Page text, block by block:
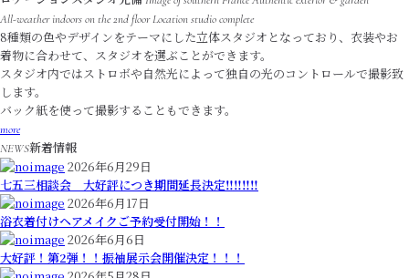
All-weather indoors on the 2nd floor Location studio complete
8種類の色やデザインをテーマにした立体スタジオとなっており、衣装やお
着物に合わせて、スタジオを選ぶことができます。
スタジオ内ではストロボや自然光によって独自の光のコントロールで撮影致
します。
バック紙を使って撮影することもできます。
more
NEWS新着情報
2026年6月29日
七五三相談会 大好評につき期間延長決定‼️‼️‼️‼️
2026年6月17日
浴衣着付けヘアメイクご予約受付開始！！
2026年6月6日
大好評！第2弾！！振袖展示会開催決定！！！